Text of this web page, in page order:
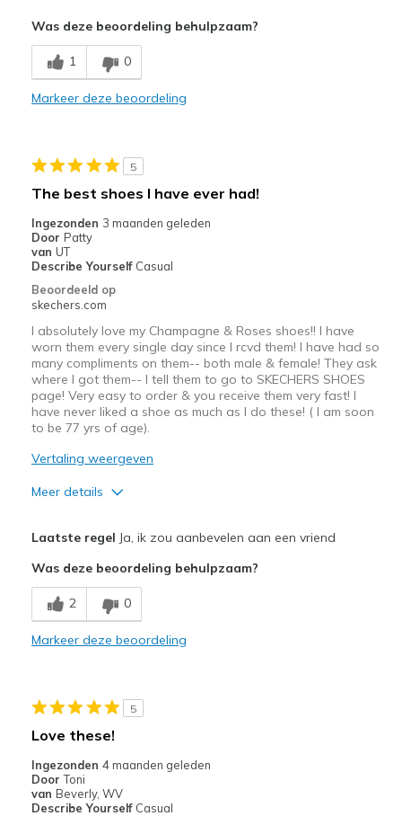
Minpunten
Hurts my knee
Was deze beoordeling behulpzaam?
1 0
Markeer deze beoordeling
5
The best shoes I have ever had!
Ingezonden 3 maanden geleden
Door Patty
van UT
Describe Yourself Casual
Beoordeeld op
skechers.com
I absolutely love my Champagne & Roses shoes!! I have
worn them every single day since I rcvd them! I have had so
many compliments on them-- both male & female! They ask
where I got them-- I tell them to go to SKECHERS SHOES
page! Very easy to order & you receive them very fast! I
have never liked a shoe as much as I do these! ( I am soon
to be 77 yrs of age).
Vertaling weergeven
Meer details
Breathe Well
Comfortable
Beste toepassingen
Going Out
Laatste regel Ja, ik zou aanbevelen aan een vriend
Was deze beoordeling behulpzaam?
2 0
Markeer deze beoordeling
5
Love these!
Ingezonden 4 maanden geleden
Door Toni
van Beverly, WV
Describe Yourself Casual